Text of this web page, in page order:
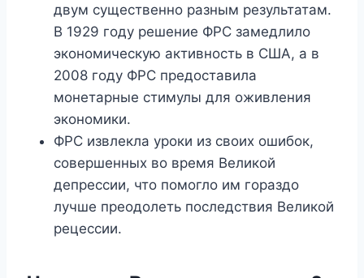
двум существенно разным результатам.
В 1929 году решение ФРС замедлило
экономическую активность в США, а в
2008 году ФРС предоставила
монетарные стимулы для оживления
экономики.
ФРС извлекла уроки из своих ошибок,
совершенных во время Великой
депрессии, что помогло им гораздо
лучше преодолеть последствия Великой
рецессии.